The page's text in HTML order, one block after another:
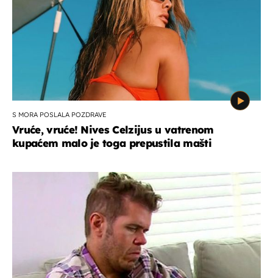
S MORA POSLALA POZDRAVE
Vruće, vruće! Nives Celzijus u vatrenom
kupaćem malo je toga prepustila mašti